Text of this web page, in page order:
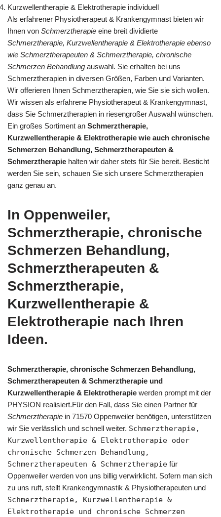
Kurzwellentherapie & Elektrotherapie individuell
Als erfahrener Physiotherapeut & Krankengymnast bieten wir
Ihnen von Schmerztherapie eine breit dividierte
Schmerztherapie, Kurzwellentherapie & Elektrotherapie ebenso
wie Schmerztherapeuten & Schmerztherapie, chronische
Schmerzen Behandlung auswahl. Sie erhalten bei uns
Schmerztherapien in diversen Größen, Farben und Varianten.
Wir offerieren Ihnen Schmerztherapien, wie Sie sie sich wollen.
Wir wissen als erfahrene Physiotherapeut & Krankengymnast,
dass Sie Schmerztherapien in riesengroßer Auswahl wünschen.
Ein großes Sortiment an Schmerztherapie,
Kurzwellentherapie & Elektrotherapie wie auch chronische
Schmerzen Behandlung, Schmerztherapeuten &
Schmerztherapie halten wir daher stets für Sie bereit. Besticht
werden Sie sein, schauen Sie sich unsere Schmerztherapien
ganz genau an.
In Oppenweiler,
Schmerztherapie, chronische
Schmerzen Behandlung,
Schmerztherapeuten &
Schmerztherapie,
Kurzwellentherapie &
Elektrotherapie nach Ihren
Ideen.
Schmerztherapie, chronische Schmerzen Behandlung,
Schmerztherapeuten & Schmerztherapie und
Kurzwellentherapie & Elektrotherapie werden prompt mit der
PHYSION realisiert.Für den Fall, dass Sie einen Partner für
Schmerztherapie in 71570 Oppenweiler benötigen, unterstützen
wir Sie verlässlich und schnell weiter. Schmerztherapie,
Kurzwellentherapie & Elektrotherapie oder
chronische Schmerzen Behandlung,
Schmerztherapeuten & Schmerztherapie für
Oppenweiler werden von uns billig verwirklicht. Sofern man sich
zu uns ruft, stellt Krankengymnastik & Physiotherapeuten und
Schmerztherapie, Kurzwellentherapie &
Elektrotherapie und chronische Schmerzen